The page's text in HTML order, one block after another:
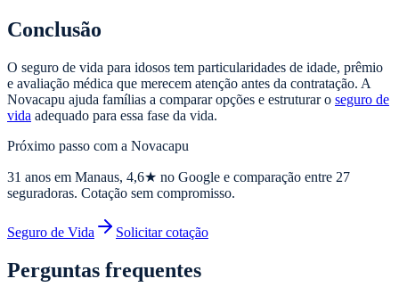
Conclusão
O seguro de vida para idosos tem particularidades de idade, prêmio
e avaliação médica que merecem atenção antes da contratação. A
Novacapu ajuda famílias a comparar opções e estruturar o seguro de
vida adequado para essa fase da vida.
Próximo passo com a Novacapu
31 anos em Manaus, 4,6★ no Google e comparação entre 27
seguradoras. Cotação sem compromisso.
Seguro de Vida Solicitar cotação
Perguntas frequentes